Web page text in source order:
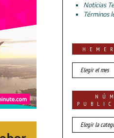
Noticias
Términos
HEMEROTECA
DE
número
de